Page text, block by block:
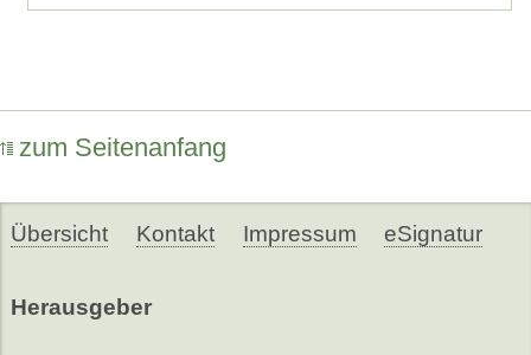
zum Seitenanfang
Übersicht Kontakt Impressum eSignatur
Herausgeber